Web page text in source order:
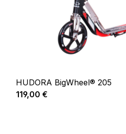
HUDORA BigWheel® 205
Prix régulier :
119,00 €